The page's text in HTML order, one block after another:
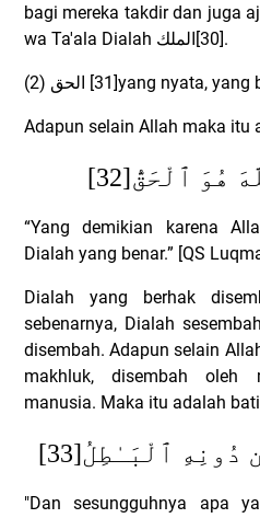
bagi mereka takdir dan juga
wa Ta'ala Dialah الملك[30].
(2) الحق [31]yang nyata, yang
Adapun selain Allah maka itu
هُوَ ٱلْحَقُّ[32]
“Yang demikian karena
Dialah yang benar.” [QS
Dialah yang berhak
sebenarnya, Dialah
disembah.Adapun selain
makhluk, disembah oleh
manusia. Maka itu adalah
دُونِهِ ٱلْبَـٰطِلُ[33]
"Dan sesungguhnya apa